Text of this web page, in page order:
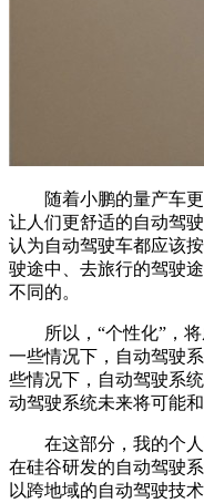
随着小鹏的量产车更
让人们更舒适的自动驾
认为自动驾驶车都应该
驶途中、去旅行的驾驶
不同的。
所以，“个性化”，将
一些情况下，自动驾驶
些情况下，自动驾驶系
动驾驶系统未来将可能
在这部分，我的个人
在硅谷研发的自动驾驶
以跨地域的自动驾驶技